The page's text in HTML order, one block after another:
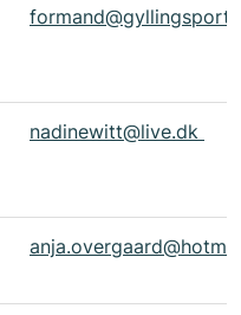
nadinewitt@live.dk